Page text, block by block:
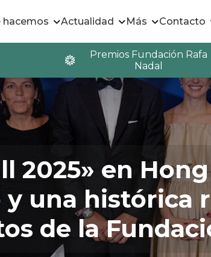
hacemos Actualidad Más Contacto
Premios Fundación Rafa
Nadal
2025» en
una histórica
de la